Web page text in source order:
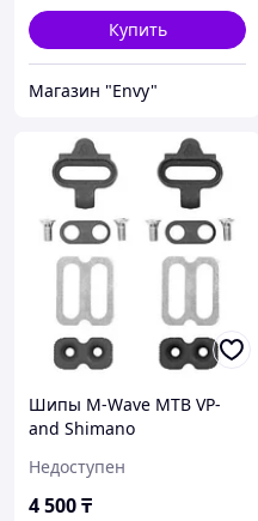
Купить
Магазин "Envy"
Шипы M-Wave MTB VP-
and Shimano
Недоступен
4 500₸